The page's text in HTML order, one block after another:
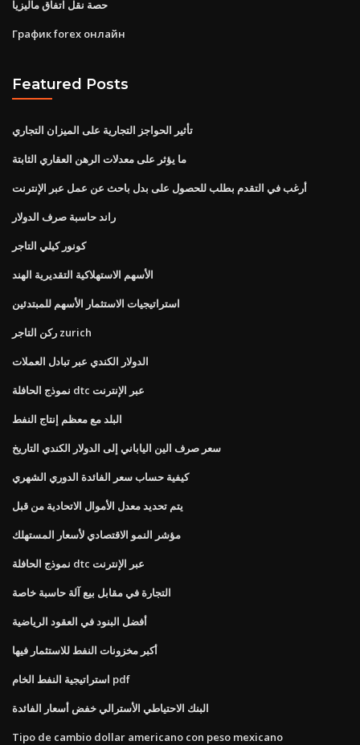
حصة نقل اتفاق ماليزيا
График forex онлайн
Featured Posts
تأثير الحواجز التجارية على الميزان التجاري
ما يؤثر على معدلات الرهن العقاري الثابتة
أرغب في التقدم بطلب للحصول على بدل باحث عن عمل عبر الإنترنت
راند حاسبة صرف الدولار
كونور كيلي التاجر
الأسهم الاستهلاكية التقديرية الهند
استراتيجيات الاستثمار الأسهم للمبتدئين
ركن التاجر zurich
الدولار الكندي عبر تبادل العملات
نموذج الحافلة dtc عبر الإنترنت
البلد مع معظم إنتاج النفط
سعر صرف الين الياباني إلى الدولار الكندي التاريخ
كيفية حساب سعر الفائدة الدوري الشهري
يتم تحديد معدل الأموال الاتحادية من قبل
مؤشر النمو الاقتصادي لأسعار المستهلك
نموذج الحافلة dtc عبر الإنترنت
التجارة في مقابل بيع آلة حاسبة خاصة
أفضل البنود في العقود الرياضية
أكبر مخزونات النفط للاستثمار فيها
استراتيجية النفط الخام pdf
البنك الاحتياطي الأسترالي خفض أسعار الفائدة
Tipo de cambio dollar americano con peso mexicano